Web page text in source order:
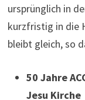
ursprünglich in
kurzfristig in die
bleibt gleich, so
50 Jahre
Jesu Kirche